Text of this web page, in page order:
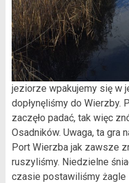
jeziorze wpakujemy się w
dopłynęliśmy do Wierzby.
zaczęło padać, tak więc
Osadników. Uwaga, ta gra
Port Wierzba jak zawsze
ruszyliśmy. Niedzielne
czasie postawiliśmy